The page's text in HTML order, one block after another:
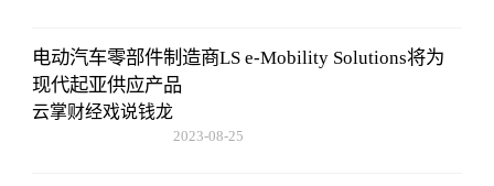
电动汽车零部件制造商LS e-Mobility Solutions将为
现代起亚供应产品
云掌财经戏说钱龙
2023-08-25